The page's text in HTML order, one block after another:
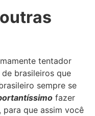
tentador
brasileiros que
sempre se
fazer
que assim você